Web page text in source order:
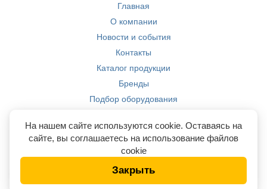
Главная
О компании
Новости и события
Контакты
Каталог продукции
Бренды
Подбор оборудования
Компетенции
На нашем сайте используются cookie. Оставаясь на
сайте, вы соглашаетесь на использование файлов
cookie
Закрыть